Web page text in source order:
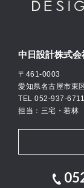
中日設計株式会
〒461-0003
愛知県名古屋市東
TEL 052-937-6711
担当：三宅・若林